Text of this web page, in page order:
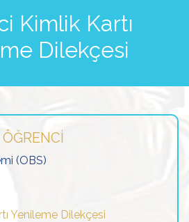
Kimlik Kartı
Dilekçesi
ÖĞRENCI
(OBS)
Yenileme Dilekçesi